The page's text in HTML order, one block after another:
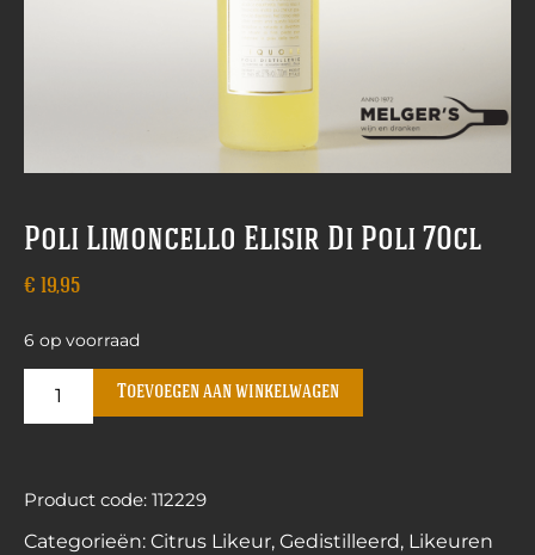
Poli Limoncello Elisir Di Poli 70cl
€ 19,95
6 op voorraad
Toevoegen aan winkelwagen
Product code: 112229
Categorieën: Citrus Likeur, Gedistilleerd, Likeuren